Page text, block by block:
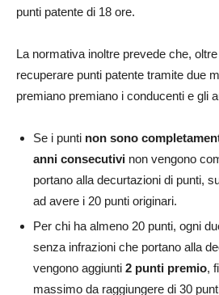
punti patente di 18 ore.
La normativa inoltre prevede che,
recuperare punti patente tramite due
premiano premiano i conducenti e gli
Se i punti non sono
anni consecutivi non vengono
portano alla decurtazioni di punti,
ad avere i 20 punti originari.
Per chi ha almeno 20 punti, ogni
senza infrazioni che portano alla
vengono aggiunti 2 punti premio,
massimo da raggiungere di 30